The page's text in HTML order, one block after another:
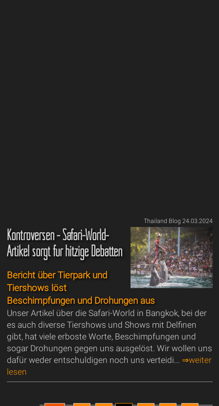
Thailand Blog 24.03.2024
Kontroversen - Safari-World-
Artikel sorgt für hitzige Debatten
Bericht über Tierpark und
Tiershows löst
Beschimpfungen und Drohungen aus
Unser Artikel über die Safari-World in Bangkok, bei der
es auch diverse Tiershows und Shows mit Delfinen
gibt, hat viele erboste Worte, Beschimpfungen und
sogar Drohungen gegen uns ausgelöst. Wir wollen uns
dafür weder entschuldigen noch uns verteidi... ⇒weiter
lesen